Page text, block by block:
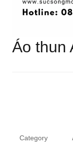
Áo thun
Category